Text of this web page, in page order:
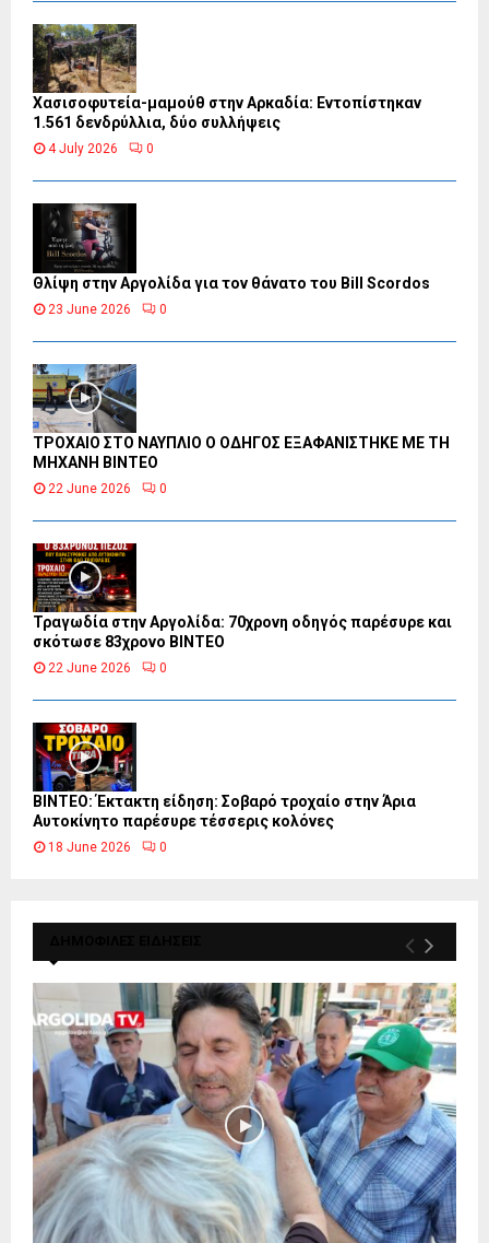
Χασισοφυτεία-μαμούθ στην Αρκαδία: Εντοπίστηκαν
1.561 δενδρύλλια, δύο συλλήψεις
4 July 2026 0
Θλίψη στην Αργολίδα για τον θάνατο του Bill Scordos
23 June 2026 0
ΤΡΟΧΑΙΟ ΣΤΟ ΝΑΥΠΛΙΟ Ο ΟΔΗΓΟΣ ΕΞΑΦΑΝΙΣΤΗΚΕ ΜΕ ΤΗ
ΜΗΧΑΝΗ ΒΙΝΤΕΟ
22 June 2026 0
Τραγωδία στην Αργολίδα: 70χρονη οδηγός παρέσυρε και
σκότωσε 83χρονο ΒΙΝΤΕΟ
22 June 2026 0
ΒΙΝΤΕΟ: Έκτακτη είδηση: Σοβαρό τροχαίο στην Άρια
Αυτοκίνητο παρέσυρε τέσσερις κολόνες
18 June 2026 0